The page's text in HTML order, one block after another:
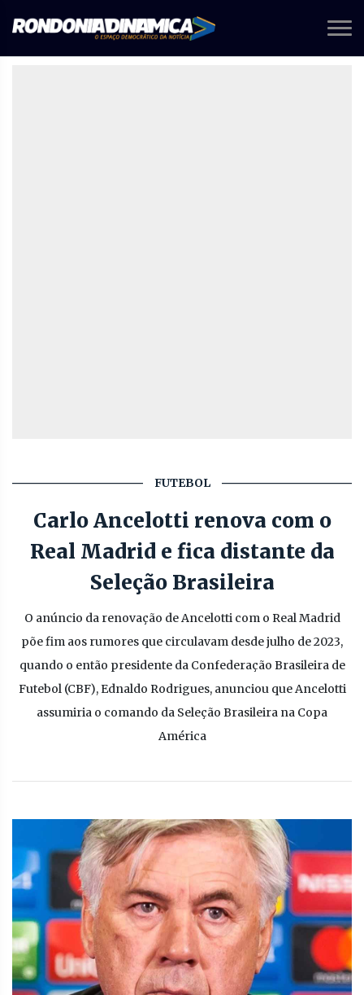
FUTEBOL
Carlo Ancelotti renova com o
Real Madrid e fica distante da
Seleção Brasileira
O anúncio da renovação de Ancelotti com o Real Madrid
põe fim aos rumores que circulavam desde julho de 2023,
quando o então presidente da Confederação Brasileira de
Futebol (CBF), Ednaldo Rodrigues, anunciou que Ancelotti
assumiria o comando da Seleção Brasileira na Copa
América